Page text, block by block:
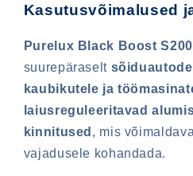
Kasutusvõimalused
Purelux Black Boost
suurepäraselt
kaubikutele ja
laiusreguleeritavad
kinnitused , mis
vajadusele kohandada.